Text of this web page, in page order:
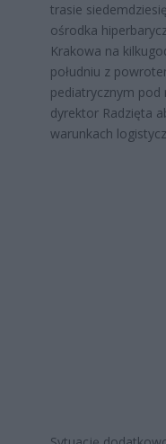
trasie
ośrodka
Krakowa na
południu z
pediatrycznym pod
dyrektor Radzięta
warunkach